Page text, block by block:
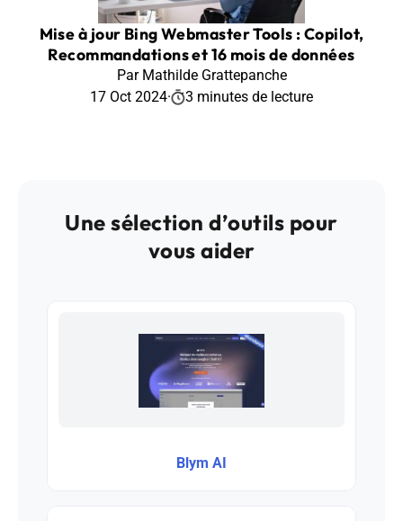
Mise à jour Bing Webmaster Tools : Copilot,
Recommandations et 16 mois de données
Par Mathilde Grattepanche
17 Oct 2024· 3 minutes de lecture
Une sélection d’outils pour
vous aider
Blym AI